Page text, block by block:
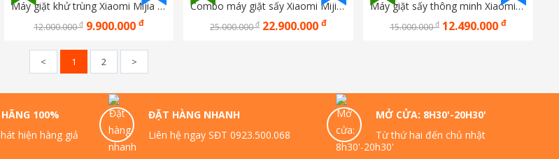
Máy giặt khử trùng Xiaomi Mijia MJ102S phiên bản độc quyền
12.000.000đ 9.900.000 đ
Combo máy giặt sấy Xiaomi Mijia Mj102S 10kg+10kg
25.000.000đ 22.900.000đ
Máy giặt sấy thông minh Xiaomi Mijia MJ105 Pro 10kg/7Kg
15.000.000đ 12.490.000đ
< 1 2 >
100%
hiện hàng giả
ĐẶT HÀNG NHANH
Liên hệ ngay SĐT 0923.500.068
MỞ CỬA: 8H30'-20H30'
Từ thứ hai đến chủ nhật